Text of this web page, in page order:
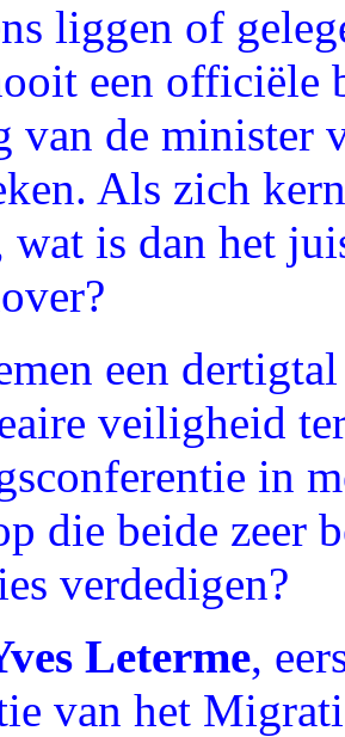
liggen of
een officiële
van de minister
Als zich
wat is dan het
een
veiligheid
in
die beide zeer
verdedigen?
Leterme,
van het